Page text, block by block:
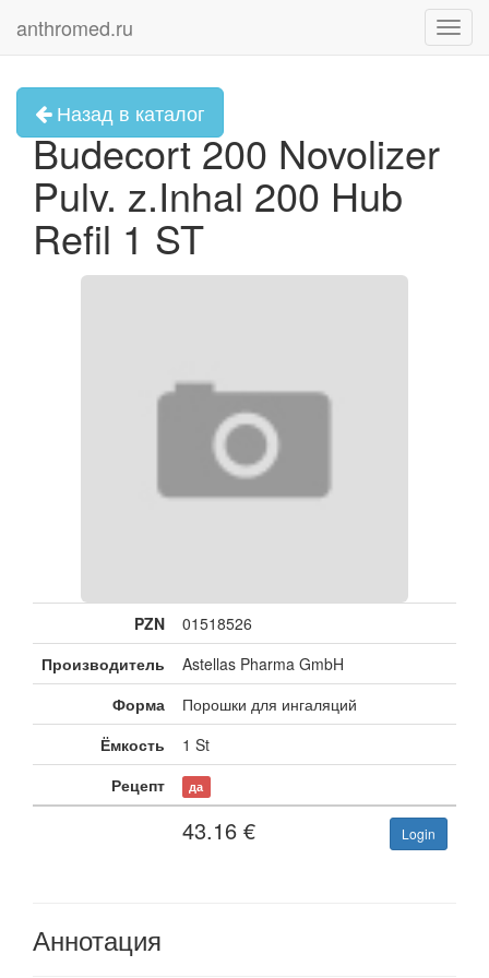
anthromed.ru
Назад в каталог
Budecort 200 Novolizer
Pulv. z.Inhal 200 Hub
Refil 1 ST
PZN
01518526
Производитель
Astellas Pharma GmbH
Форма
Порошки для ингаляций
Ёмкость
1 St
Рецепт
да
43.16 € Login
Аннотация